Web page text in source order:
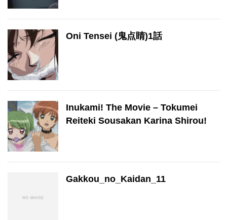
Oni Tensei (鬼点睛)1話
Inukami! The Movie – Tokumei
Reiteki Sousakan Karina Shirou!
Gakkou_no_Kaidan_11